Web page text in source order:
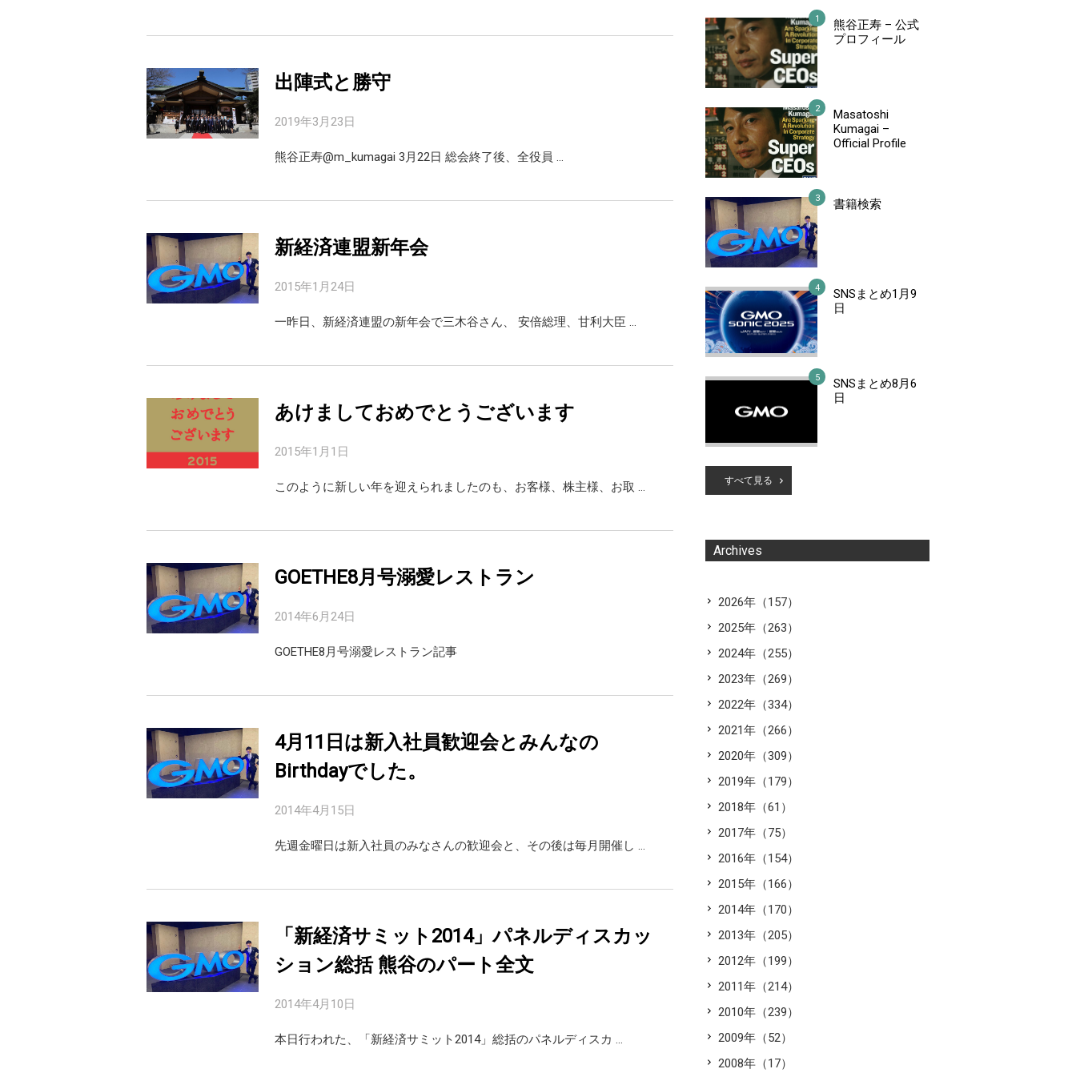
出陣式と勝守
2019年3月23日
熊谷正寿@m_kumagai 3月22日 総会終了後、全役員 …
新経済連盟新年会
2015年1月24日
一昨日、新経済連盟の新年会で三木谷さん、 安倍総理、甘利大臣 …
あけましておめでとうございます
2015年1月1日
このように新しい年を迎えられましたのも、お客様、株主様、お取 …
GOETHE8月号溺愛レストラン
2014年6月24日
GOETHE8月号溺愛レストラン記事
4月11日は新入社員歓迎会とみんなの
Birthdayでした。
2014年4月15日
先週金曜日は新入社員のみなさんの歓迎会と、その後は毎月開催し …
「新経済サミット2014」パネルディスカッ
ション総括 熊谷のパート全文
2014年4月10日
本日行われた、「新経済サミット2014」総括のパネルディスカ …
熊谷正寿 – 公式
プロフィール
Masatoshi
Kumagai –
Official Profile
書籍検索
SNSまとめ1月9
日
SNSまとめ8月6
日
すべて見る
Archives
2026年（157）
2025年（263）
2024年（255）
2023年（269）
2022年（334）
2021年（266）
2020年（309）
2019年（179）
2018年（61）
2017年（75）
2016年（154）
2015年（166）
2014年（170）
2013年（205）
2012年（199）
2011年（214）
2010年（239）
2009年（52）
2008年（17）